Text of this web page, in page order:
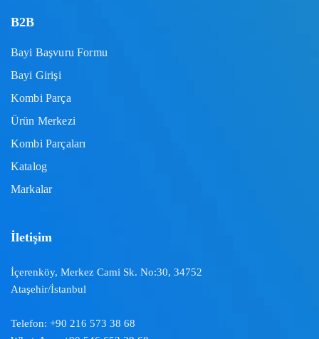
B2B
Bayi Başvuru Formu
Bayi Girişi
Kombi Parça
Ürün Merkezi
Kombi Parçaları
Katalog
Markalar
İletişim
İçerenköy, Merkez Cami Sk. No:30, 34752
Ataşehir/İstanbul
Telefon: +90 216 573 38 68